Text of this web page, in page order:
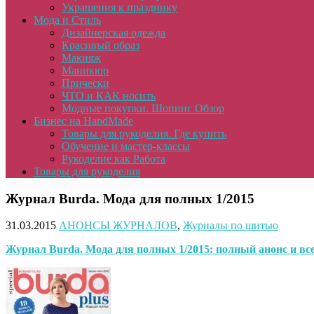
Украшения к празднику
Мода и Стиль
Дизайнерская одежда
Красивый образ
Макияж
Маникюр
Прически
ЧТО и КАК носить
Модные покупки. Шопинг Обзор
Бизнес на HandMade
Товары для рукоделия. Где купить
Обучение и мастер-классы
Рукоделие как Работа
Товары для рукоделия
Журнал Burda. Мода для полных 1/2015
31.03.2015 АНОНСЫ ЖУРНАЛОВ, Журналы по шитью
Журнал Burda. Мода для полных 1/2015: полный анонс и